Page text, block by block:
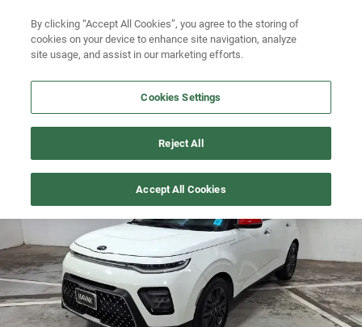
Ubicación
Busca por marca
Busca por marca
Busca por modelo
Busca por versión
/
By clicking “Accept All Cookies”, you agree to the storing of
cookies on your device to enhance site navigation, analyze
site usage, and assist in our marketing efforts.
Cookies Settings
Reject All
Accept All Cookies